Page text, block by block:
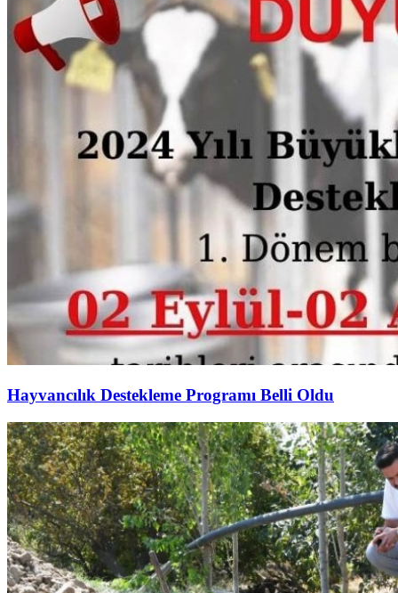
Hayvancılık Destekleme Programı Belli Oldu